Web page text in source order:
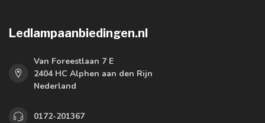
Ledlampaanbiedingen.nl
Van Foreestlaan 7 E
2404 HC Alphen aan den Rijn
Nederland
0172-201367